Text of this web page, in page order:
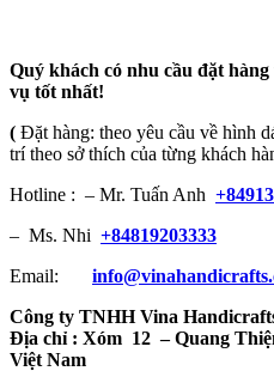
Quý khách có nhu cầu đặt
vụ tốt nhất!
( Đặt hàng: theo yêu cầu về hình
trí theo sở thích của từng khách
Hotline : – Mr. Tuấn Anh
– Ms. Nhi +84819203333
Email:
Công ty TNHH Vina
Địa chỉ : Xóm 12 – Quang
Việt Nam